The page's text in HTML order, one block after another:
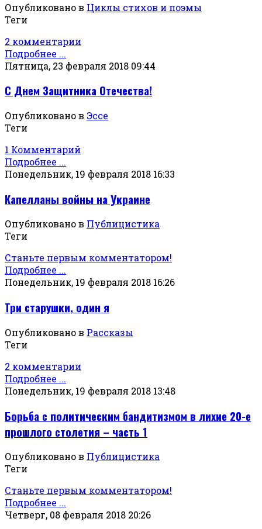
Опубликовано в Циклы стихов и поэмы
Теги
2 комментарии
Подробнее ...
Пятница, 23 февраля 2018 09:44
С Днем Защитника Отечества!
Опубликовано в Эссе
Теги
1 Комментарий
Подробнее ...
Понедельник, 19 февраля 2018 16:33
Капелланы войны на Украине
Опубликовано в Публицистика
Теги
Станьте первым комментатором!
Подробнее ...
Понедельник, 19 февраля 2018 16:26
Три старушки, один я
Опубликовано в Рассказы
Теги
2 комментарии
Подробнее ...
Понедельник, 19 февраля 2018 13:48
Борьба с политическим бандитизмом в лихие 20-е
прошлого столетия – часть 1
Опубликовано в Публицистика
Теги
Станьте первым комментатором!
Подробнее ...
Четверг, 08 февраля 2018 20:26